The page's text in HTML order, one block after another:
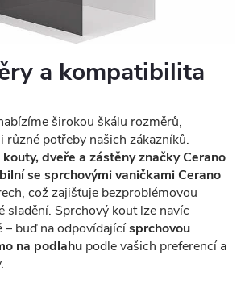
a kompatibilita
širokou škálu rozměrů,
různé potřeby našich zákazníků.
dveře a zástěny značky Cerano
se sprchovými vaničkami Cerano
což zajišťuje bezproblémovou
sladění. Sprchový kout lze navíc
– buď na odpovídajícísprchovou
na podlahu podle vašich preferencí a